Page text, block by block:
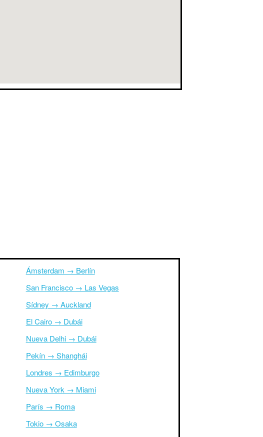
Ámsterdam → Berlín
San Francisco → Las Vegas
Sídney → Auckland
El Cairo → Dubái
Nueva Delhi → Dubái
Pekín → Shanghái
Londres → Edimburgo
Nueva York → Miami
París → Roma
Tokio → Osaka